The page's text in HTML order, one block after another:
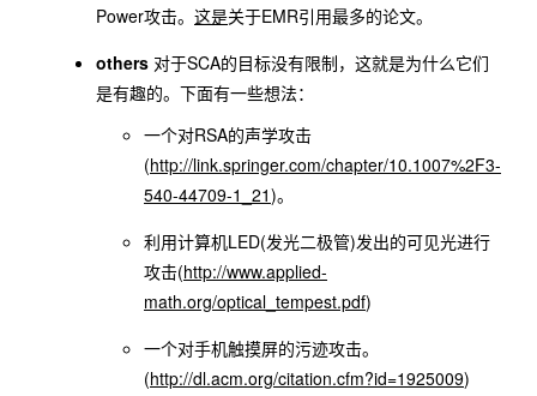
Power攻击。 这是关于EMR引用最多的论文。
others 对于SCA的目标没有限制，这就是为什么它们
是有趣的。下面有一些想法：
一个对RSA的声学攻击
(http://link.springer.com/chapter/10.1007%2F3-
540-44709-1_21)。
利用计算机LED(发光二极管)发出的可见光进行
攻击(http://www.applied-
math.org/optical_tempest.pdf)
一个对手机触摸屏的污迹攻击。
(http://dl.acm.org/citation.cfm?id=1925009)